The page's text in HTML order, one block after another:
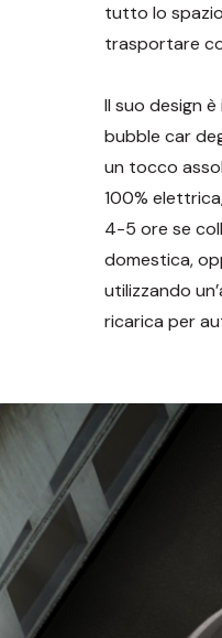
tutto lo
trasportare
Il suo design
bubble car
un tocco
100%
4-5 ore se
domestica,
utilizzando
ricarica per